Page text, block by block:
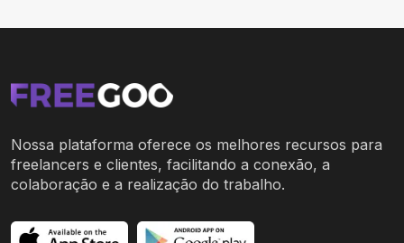
Nossa plataforma oferece os melhores recursos para
freelancers e clientes, facilitando a conexão, a
colaboração e a realização do trabalho.